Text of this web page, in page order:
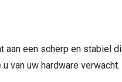
een scherp en stabiel
uw hardware